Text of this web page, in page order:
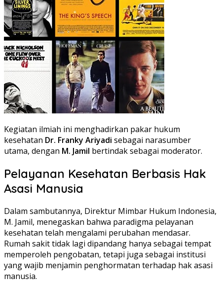
Kegiatan ilmiah ini menghadirkan pakar hukum
kesehatan Dr. Franky Ariyadi sebagai narasumber
utama, dengan M. Jamil bertindak sebagai moderator.
Pelayanan Kesehatan Berbasis Hak
Asasi Manusia
Dalam sambutannya, Direktur Mimbar Hukum Indonesia,
M. Jamil, menegaskan bahwa paradigma pelayanan
kesehatan telah mengalami perubahan mendasar.
Rumah sakit tidak lagi dipandang hanya sebagai tempat
memperoleh pengobatan, tetapi juga sebagai institusi
yang wajib menjamin penghormatan terhadap hak asasi
manusia.